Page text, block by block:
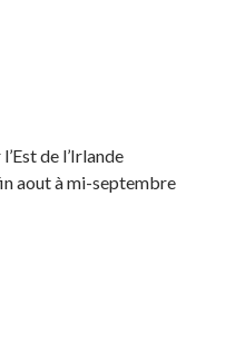
de l’Irlande
aout à mi-septembre